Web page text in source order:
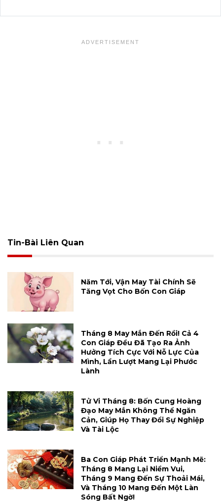
Tin-Bài Liên Quan
Năm Tới, Vận May Tài Chính Sẽ
Tăng Vọt Cho Bốn Con Giáp
Tháng 8 May Mắn Đến Rồi! Cả 4
Con Giáp Đều Đã Tạo Ra Ảnh
Hưởng Tích Cực Với Nỗ Lực Của
Mình, Lần Lượt Mang Lại Phước
Lành
Tử Vi Tháng 8: Bốn Cung Hoàng
Đạo May Mắn Không Thể Ngăn
Cản, Giúp Họ Thay Đổi Sự Nghiệp
Và Tài Lộc
Ba Con Giáp Phát Triển Mạnh Mẽ:
Tháng 8 Mang Lại Niềm Vui,
Tháng 9 Mang Đến Sự Thoải Mái,
Và Tháng 10 Mang Đến Một Làn
Sóng Bất Ngờ!